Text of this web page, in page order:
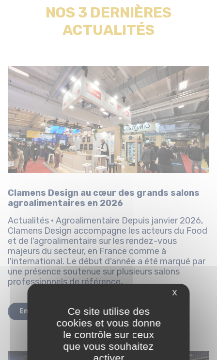
NOS 3 DERNIÈRES
ACTUALITÉS
Clamens Design au cœur des grands salons
agroalimentaires en 2026
Actualités · Agroalimentaire Depuis janvier 2026,
Clamens Design accompagne les acteurs du Food
et de l'agroalimentaire sur les rendez-vous
majeurs du secteur, en France comme à
l'international. Le début d'année a été marqué par
une présence soutenue sur plusieurs salons
professionnels de référence,...
En savoir plus
X
Ce site utilise des
cookies et vous donne
le contrôle sur ceux
que vous souhaitez